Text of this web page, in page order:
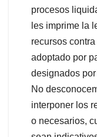
procesos
les imprime la
recursos
adoptado por
designados
No
interponer los
o necesarios,